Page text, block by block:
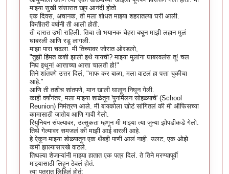
माझ्या सुखी संसारात खूप आनंदी होतो.
एक दिवस, अचानक, ती मला शोधत माझ्या शहरातल्या घरी आली.
कितीतरी वर्षांनी ती आली होती.
ती दारात उभी राहिली. तिचा तो भयानक चेहरा बघून माझी लहान मुलं
घाबरली आणि रडू लागली.
माझा पारा चढला. मी तिच्यावर जोरात ओरडलो,
"तुझी हिंमत कशी झाली इथे यायची? माझ्या मुलांना घाबरवलंस तू! चल
निघ इथून! आत्ताच्या आत्ता चालती हो!"
तिने शांतपणे उत्तर दिलं, "माफ कर बाळा, मला वाटलं हा पत्ता चुकीचा
आहे."
आणि ती तशीच शांतपणे, मान खाली घालून निघून गेली.
काही वर्षांनंतर, मला माझ्या शाळेतून 'पुनर्मिलन सोहळ्याचे' (School
Reunion) निमंत्रण आले. मी बायकोला खोटं सांगितलं की मी ऑफिसच्या
कामासाठी जातोय आणि गावी गेलो.
रियुनियन संपल्यावर, उत्सुकता म्हणून मी माझ्या त्या जुन्या झोपडीकडे गेलो.
तिथे गेल्यावर समजलं की माझी आई वारली आहे.
हे ऐकून माझ्या डोळ्यातून एक थेंबही पाणी आलं नाही. उलट, एक ओझे
कमी झाल्यासारखे वाटले.
तिथल्या शेजाऱ्यांनी माझ्या हातात एक पत्र दिलं. ते तिने मरण्यापूर्वी
माझ्यासाठी लिहून ठेवलं होतं.
त्या पत्रात लिहिलं होतं: